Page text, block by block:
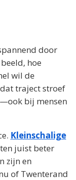
door
hoe
wil de
traject stroef
bij mensen
Kleinschalige
juist beter
zijn en
of Twenterand